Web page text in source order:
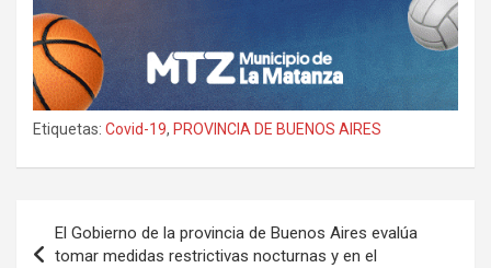
Etiquetas: Covid-19, PROVINCIA DE BUENOS AIRES
de
El Gobierno de la provincia de Buenos Aires evalúa
tomar medidas restrictivas nocturnas y en el